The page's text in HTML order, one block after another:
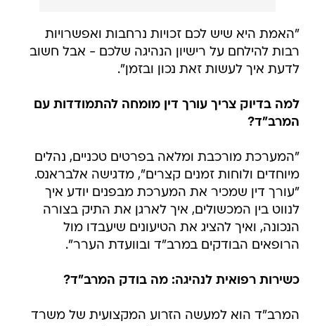
"האמת היא שיש לכם זכויות נרחבות ואפשרויות
רבות להילחם על רישיון הנהיגה שלכם - אבל חשוב
לדעת איך לעשות זאת נכון ובזמן".
למה בדיוק צריך עורך דין מומחה להתמודדות עם
המרב"ד?
"המערכת מורכבת ומלאה בפרטים טכניים, נהלים
מיוחדים ולוחות זמנים קצרים", מדגישה אלבראנס.
"עורך דין שמכיר את המערכת מבפנים יודע איך
לנווט בין המכשולים, איך לארגן את התיק בצורה
הנכונה, ואיך להציג את הטיעונים שיעבדו מול
הרופאים הבודקים במרב"ד ובוועדת הערר".
כשירות רפואית לנהיגה: מה בודק המרב"ד?
המרב"ד הוא למעשה הזרוע המקצועית של משרד